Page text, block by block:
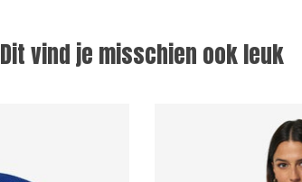
Dit vind je misschien ook leuk